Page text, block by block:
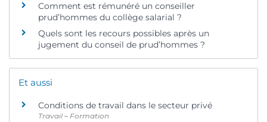
Comment est rémunéré un conseiller
prud’hommes du collège salarial ?
Quels sont les recours possibles après un
jugement du conseil de prud’hommes ?
Et aussi
Conditions de travail dans le secteur privé
Travail – Formation